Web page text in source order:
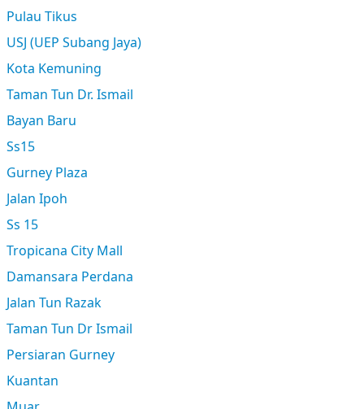
Pulau Tikus
USJ (UEP Subang Jaya)
Kota Kemuning
Taman Tun Dr. Ismail
Bayan Baru
Ss15
Gurney Plaza
Jalan Ipoh
Ss 15
Tropicana City Mall
Damansara Perdana
Jalan Tun Razak
Taman Tun Dr Ismail
Persiaran Gurney
Kuantan